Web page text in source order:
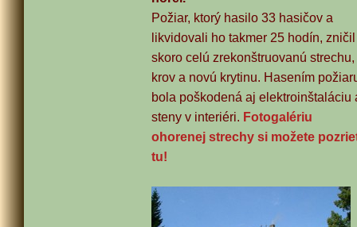
Požiar, ktorý hasilo 33 hasičov a
likvidovali ho takmer 25 hodín, zničil
skoro celú zrekonštruovanú strechu,
krov a novú krytinu. Hasením
bola poškodená aj elektroinštaláciu
steny v interiéri. Fotogalériu
ohorenej strechy si možete
tu!